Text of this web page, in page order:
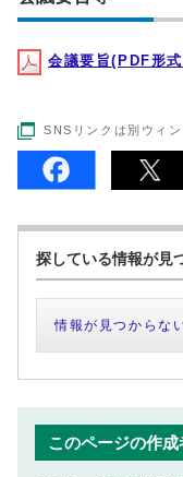
会議要旨(PDF形
SNSリンクは別ウィ
探している情報が見
情報が見つからな
このページの作